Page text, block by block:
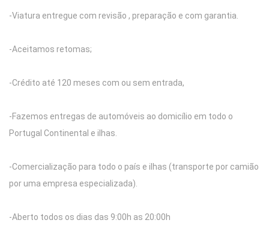
-Viatura entregue com revisão , preparação e com garantia.
-Aceitamos retomas;
-Crédito até 120 meses com ou sem entrada,
-Fazemos entregas de automóveis ao domicílio em todo o
Portugal Continental e ilhas.
-Comercialização para todo o país e ilhas (transporte por camião
por uma empresa especializada).
-Aberto todos os dias das 9:00h as 20:00h